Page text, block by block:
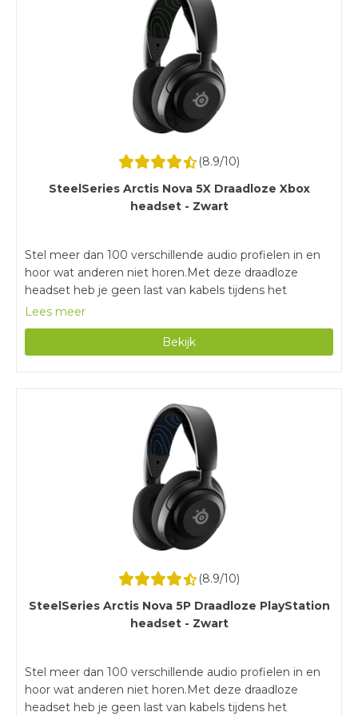
(8.9/10)
SteelSeries Arctis Nova 5X Draadloze Xbox
headset - Zwart
Stel meer dan 100 verschillende audio profielen in en
hoor wat anderen niet horen.Met deze draadloze
headset heb je geen last van kabels tijdens het
gamen.Met een batterijduur van 60 uur game je
van de audio profielen heb je de Arctis Nova 5
Companion App nodig.
Lees meer
Bekijk
(8.9/10)
SteelSeries Arctis Nova 5P Draadloze PlayStation
headset - Zwart
Stel meer dan 100 verschillende audio profielen in en
hoor wat anderen niet horen.Met deze draadloze
headset heb je geen last van kabels tijdens het